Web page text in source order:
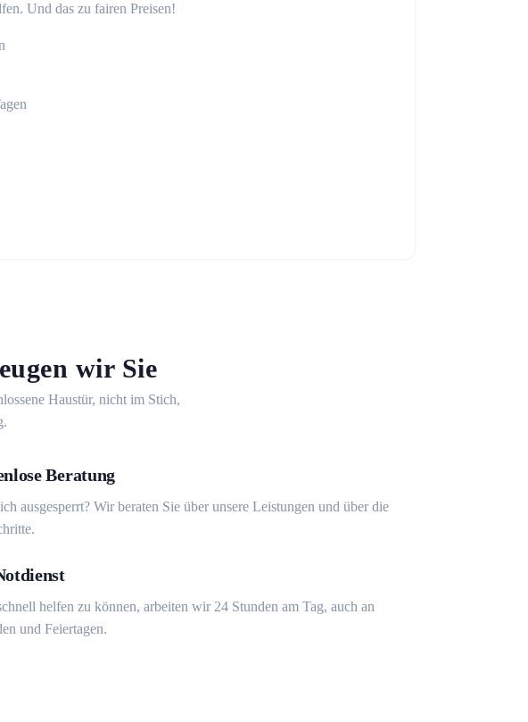
Und das zu fairen Preisen!
wir Sie
Haustür, nicht im Stich,
Beratung
ausgesperrt? Wir beraten Sie über unsere Leistungen und über die
helfen zu können, arbeiten wir 24 Stunden am Tag, auch an
und Feiertagen.